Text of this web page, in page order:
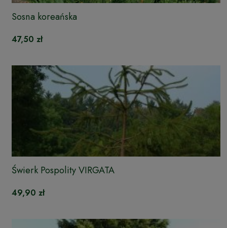
Sosna koreańska
47,50 zł
Świerk Pospolity VIRGATA
49,90 zł